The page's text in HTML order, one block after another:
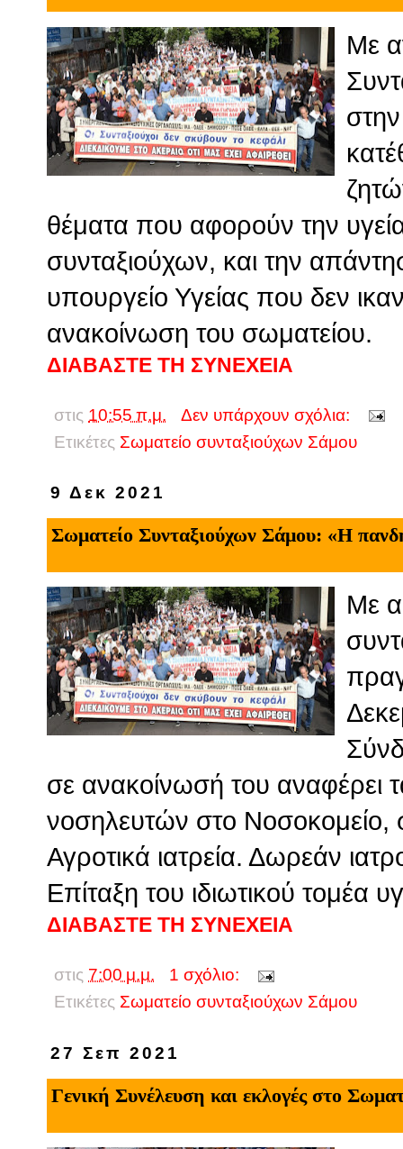
Με
θέματα που αφορούν την
συνταξιούχων, και την
υπουργείο Υγείας που δεν
ανακοίνωση του σωματείου.
ΔΙΑΒΑΣΤΕ ΤΗ ΣΥΝΕΧΕΙΑ
στις 10:55 π.μ.
Δεν υπάρχουν σχόλια:
Ετικέτες Σωματείο συνταξιούχων Σάμου
9 Δεκ 2021
Σωματείο Συνταξιούχων Σάμου: «Η
Με
σε ανακοίνωσή του αναφέρει
νοσηλευτών στο Νοσοκομείο,
Αγροτικά ιατρεία. Δωρεάν
Επίταξη του ιδιωτικού τομέα
ΔΙΑΒΑΣΤΕ ΤΗ ΣΥΝΕΧΕΙΑ
στις 7:00 μ.μ.
1 σχόλιο:
Ετικέτες Σωματείο συνταξιούχων Σάμου
27 Σεπ 2021
Γενική Συνέλευση και εκλογές στο